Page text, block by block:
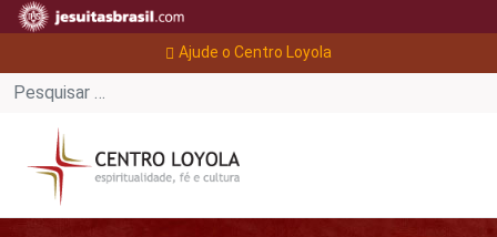
Ajude o Centro Loyola